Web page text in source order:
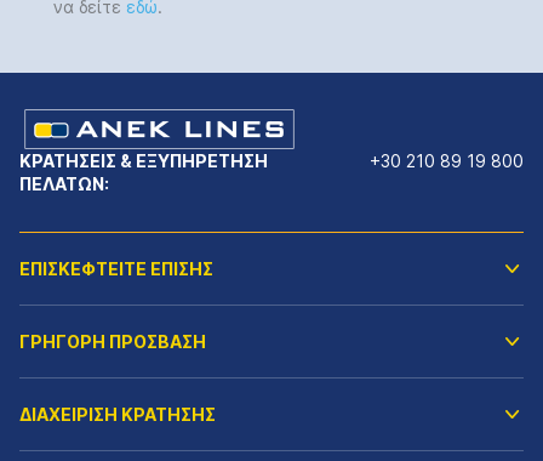
να δείτε εδώ.
ΚΡΑΤΗΣΕΙΣ & ΕΞΥΠΗΡΕΤΗΣΗ
ΠΕΛΑΤΩΝ:
+30 210 89 19 800
ΕΠΙΣΚΕΦΤΕΙΤΕ ΕΠΙΣΗΣ
ΓΡΗΓΟΡΗ ΠΡΟΣΒΑΣΗ
ΔΙΑΧΕΙΡΙΣΗ ΚΡΑΤΗΣΗΣ